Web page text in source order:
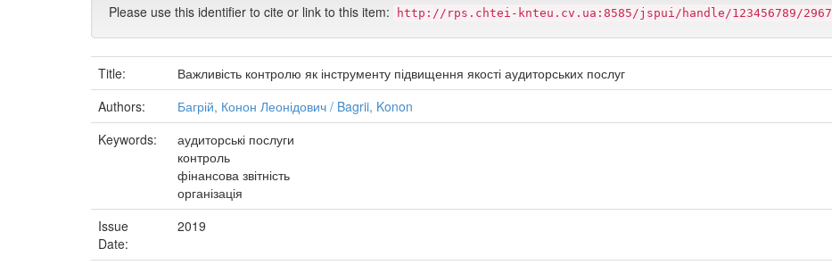
Please use this identifier to cite or link to this item: http://rps.chtei-knteu.cv.ua:8585/jspui/handle/123456789/2967
Title:
Важливість контролю як інструменту підвищення якості аудиторських послуг
Authors:
Багрій, Конон Леонідович / Bagrii, Konon
Keywords:
аудиторські послуги
контроль
фінансова звітність
організація
Issue
Date:
2019